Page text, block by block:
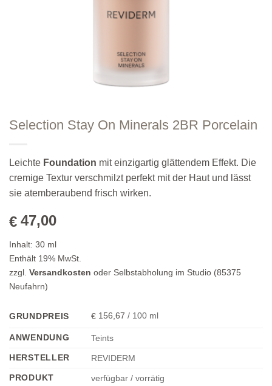
Selection Stay On Minerals 2BR Porcelain
Leichte Foundation mit einzigartig glättendem Effekt. Die
cremige Textur verschmilzt perfekt mit der Haut und lässt
sie atemberaubend frisch wirken.
€ 47,00
Inhalt: 30 ml
Enthält 19% MwSt.
zzgl. Versandkosten oder Selbstabholung im Studio (85375
Neufahrn)
GRUNDPREIS € 156,67 / 100 ml
ANWENDUNG
Teints
HERSTELLER
REVIDERM
PRODUKT
verfügbar / vorrätig